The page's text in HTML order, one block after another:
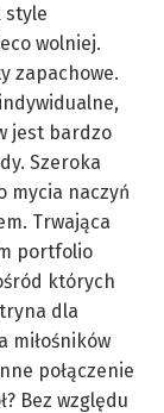
style
wolniej.
zapachowe.
jest bardzo
Szeroka
mycia naczyń
Trwająca
portfolio
których
dla
miłośników
połączenie
Bez względu